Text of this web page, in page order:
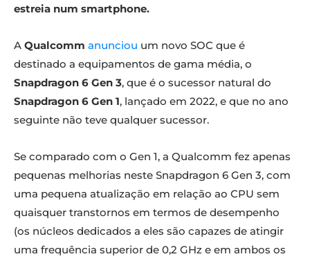
estreia num smartphone.
A Qualcomm anunciou um novo SOC que é
destinado a equipamentos de gama média, o
Snapdragon 6 Gen 3, que é o sucessor natural do
Snapdragon 6 Gen 1, lançado em 2022, e que no ano
seguinte não teve qualquer sucessor.
Se comparado com o Gen 1, a Qualcomm fez apenas
pequenas melhorias neste Snapdragon 6 Gen 3, com
uma pequena atualização em relação ao CPU sem
quaisquer transtornos em termos de desempenho
(os núcleos dedicados a eles são capazes de atingir
uma frequência superior de 0,2 GHz e em ambos os